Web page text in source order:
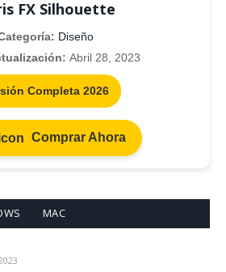
FX Silhouette
Diseño
Abril 28, 2023
Completa 2026
Comprar Ahora
MAC